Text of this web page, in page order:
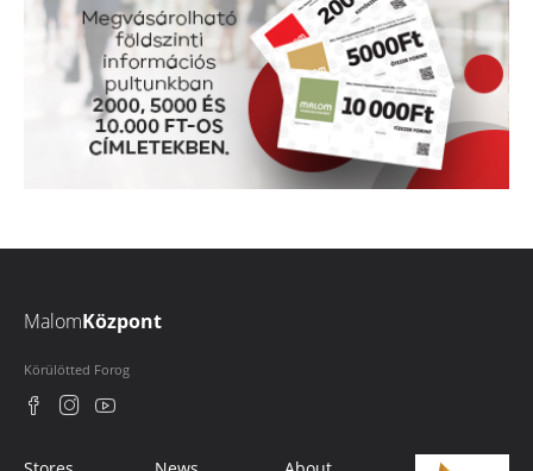
MalomKözpont
Körülötted Forog